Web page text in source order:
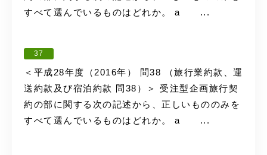
すべて選んでいるものはどれか。 a ...
37
＜平成28年度（2016年） 問38 （旅行業約款、運
送約款及び宿泊約款 問38）＞ 受注型企画旅行契
約の部に関する次の記述から、正しいもののみを
すべて選んでいるものはどれか。 a ...